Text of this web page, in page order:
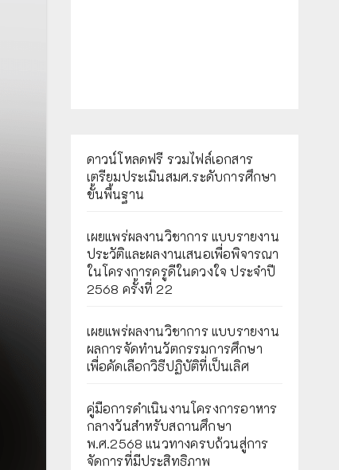
ดาวน์โหลดฟรี รวมไฟล์เอกสาร
เตรียมประเมินสมศ.ระดับการศึกษา
ขั้นพื้นฐาน
เผยแพร่ผลงานวิชาการ แบบรายงาน
ประวัติและผลงานเสนอเพื่อพิจารณา
ในโครงการครูดีในดวงใจ ประจำปี
2568 ครั้งที่ 22
เผยแพร่ผลงานวิชาการ แบบรายงาน
ผลการจัดทำนวัตกรรมการศึกษา
เพื่อคัดเลือกวิธีปฏิบัติที่เป็นเลิศ
คู่มือการดำเนินงานโครงการอาหาร
กลางวันสำหรับสถานศึกษา
พ.ศ.2568 แนวทางครบถ้วนสู่การ
จัดการที่มีประสิทธิภาพ